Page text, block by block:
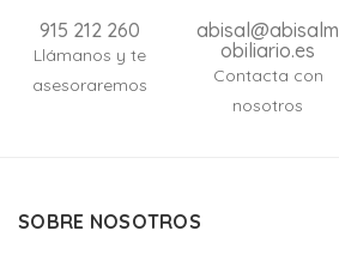
915 212 260
Llámanos y te
asesoraremos
abisal@abisalm
obiliario.es
Contacta con
nosotros
SOBRE NOSOTROS